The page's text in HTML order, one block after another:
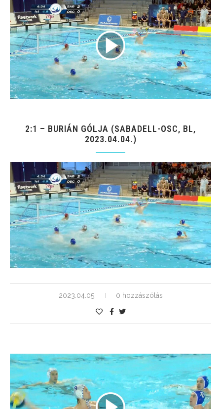
2:1 – BURIÁN GÓLJA (SABADELL-OSC, BL,
2023.04.04.)
2023.04.05. 0 hozzászólás